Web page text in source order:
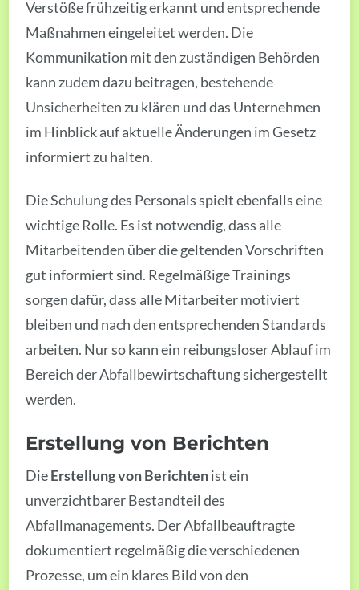
Verstöße frühzeitig erkannt und entsprechende
Maßnahmen eingeleitet werden. Die
Kommunikation mit den zuständigen Behörden
kann zudem dazu beitragen, bestehende
Unsicherheiten zu klären und das Unternehmen
im Hinblick auf aktuelle Änderungen im Gesetz
informiert zu halten.
Die Schulung des Personals spielt ebenfalls eine
wichtige Rolle. Es ist notwendig, dass alle
Mitarbeitenden über die geltenden Vorschriften
gut informiert sind. Regelmäßige Trainings
sorgen dafür, dass alle Mitarbeiter motiviert
bleiben und nach den entsprechenden Standards
arbeiten. Nur so kann ein reibungsloser Ablauf im
Bereich der Abfallbewirtschaftung sichergestellt
werden.
Erstellung von Berichten
DieErstellung von Berichtenist ein
unverzichtbarer Bestandteil des
Abfallmanagements. Der Abfallbeauftragte
dokumentiert regelmäßig die verschiedenen
Prozesse, um ein klares Bild von den